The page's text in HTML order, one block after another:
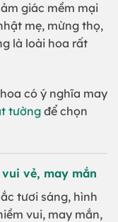
giác mềm mại
mẹ, mừng thọ,
là loài hoa rất
có ý nghĩa may
tường để chọn
vẻ, may mắn
tươi sáng, hình
vui, may mắn,